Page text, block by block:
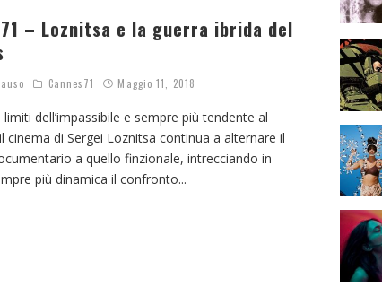
71 – Loznitsa e la guerra ibrida del
Cannes71 Maggio 11, 2018
dell’impassibile e sempre più tendente al
cinema di Sergei Loznitsa continua a alternare il
a quello finzionale, intrecciando in
più dinamica il confronto...